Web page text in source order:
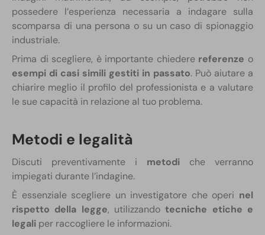
possedere l’esperienza necessaria a indagare sulla
scomparsa di una persona o su un caso di spionaggio
industriale.
Prima di scegliere, è importante chiedere referenze o
esempi di casi simili gestiti in passato. Può aiutare a
chiarire meglio il profilo del professionista e a valutare
le sue capacità in relazione al tuo problema.
Metodi e legalità
Discuti preventivamente i metodi che verranno
impiegati durante l’indagine.
È essenziale scegliere un investigatore che operi nel
rispetto della legge, utilizzandotecniche etiche e
legali per raccogliere le informazioni.